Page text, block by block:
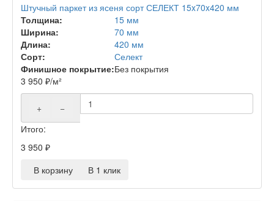
Штучный паркет из ясеня сорт СЕЛЕКТ 15x70x420 мм
Толщина:
15 мм
Ширина:
70 мм
Длина:
420 мм
Сорт:
Селект
Финишное покрытие:Без покрытия
3 950 ₽/м²
+
−
Итого:
3 950 ₽
В корзину
В 1 клик